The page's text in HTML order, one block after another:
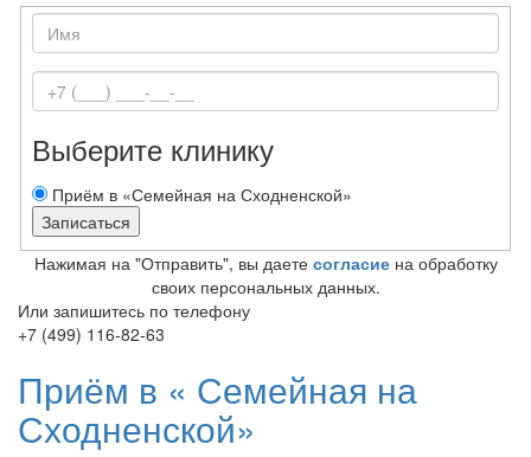
Выберите клинику
Приём в «Семейная на Сходненской»
Нажимая на "Отправить", вы даете согласиена обработку
своих персональных данных.
Или запишитесь по телефону
+7 (499) 116-82-63
Приём в « Семейная на
Сходненской»